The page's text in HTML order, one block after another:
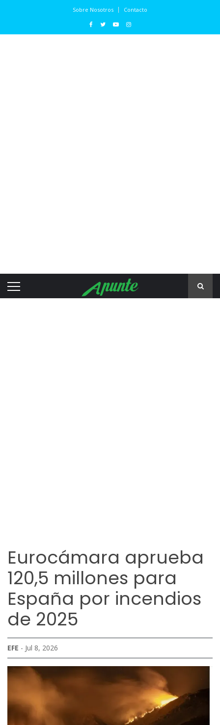
Sobre Nosotros Contacto
Eurocámara aprueba
120,5 millones para
España por incendios
de 2025
EFE - Jul 8, 2026